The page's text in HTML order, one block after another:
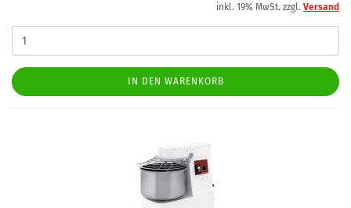
inkl. 19% MwSt. zzgl. Versand
IN DEN WARENKORB